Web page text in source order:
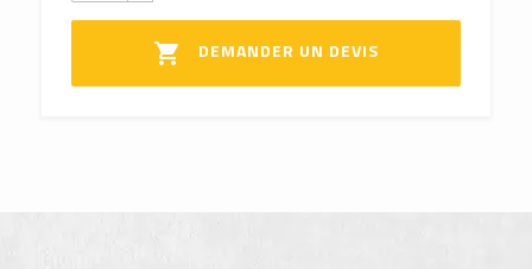
 DEMANDER UN DEVIS